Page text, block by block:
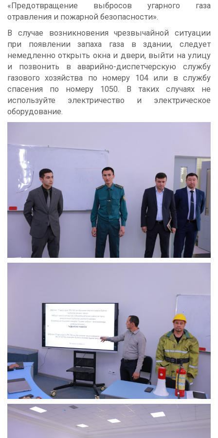
«Предотвращение выбросов угарного газа
отравления и пожарной безопасности».
В случае возникновения чрезвычайной ситуации
при появлении запаха газа в здании, следует
немедленно открыть окна и двери, выйти на улицу
и позвонить в аварийно-диспетчерскую службу
газового хозяйства по номеру 104 или в службу
спасения по номеру 1050. В таких случаях не
используйте электричество и электрическое
оборудование.